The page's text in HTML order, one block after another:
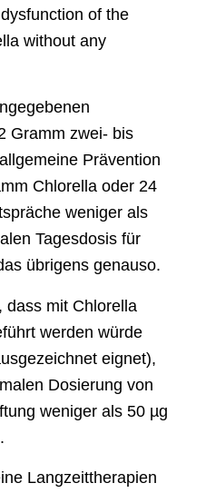
of the
without any
Gramm zwei- bis
Prävention
Chlorella oder 24
weniger als
Tagesdosis für
übrigens genauso.
dass mit Chlorella
werden würde
eignet),
Dosierung von
weniger als 50 µg
Langzeittherapien